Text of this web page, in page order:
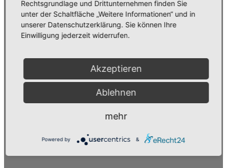
Rechtsgrundlage und Drittunternehmen finden Sie
unter der Schaltfläche „Weitere Informationen“ und in
unserer Datenschutzerklärung. Sie können Ihre
Einwilligung jederzeit widerrufen.
Akzeptieren
Ablehnen
mehr
Powered by &